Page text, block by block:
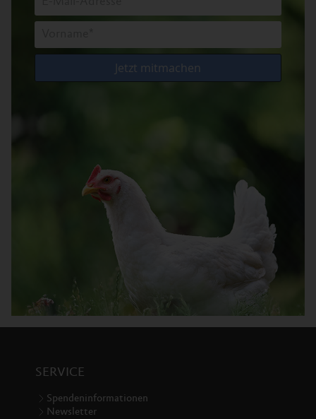
SERVICE
Spendeninformationen
Newsletter